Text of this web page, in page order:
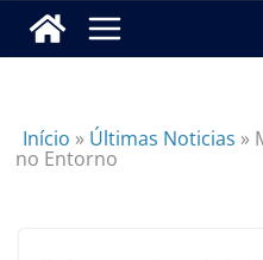
Início » Últimas Noticias »
no Entorno